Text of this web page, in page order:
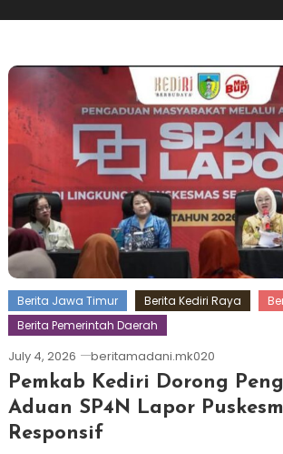
Berita Jawa Timur Berita Kediri Raya
Berita Pemerintah Daerah
July 4, 2026 beritamadani.mk020
Pemkab Kediri Dorong
Aduan SP4N Lapor
Responsif